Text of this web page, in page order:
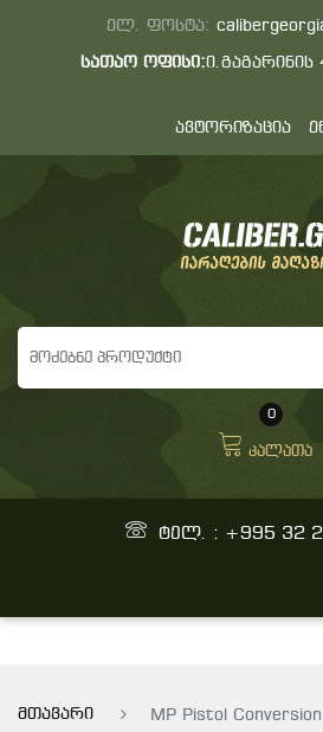
ელ. ფოსტა:
სათაო ოფისი:
ავტორიზაცია
0
კალათა
ტელ. : +995 32
მთავარი MP Pistol